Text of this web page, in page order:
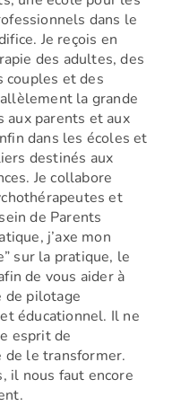
dans le
Je reçois en
des adultes, des
couples et des
la grande
parents et aux
dans les écoles et
destinés aux
Je collabore
et
de Parents
j’axe mon
sur la pratique, le
de vous aider à
de pilotage
éducationnel. Il ne
esprit de
de le transformer.
il nous faut encore